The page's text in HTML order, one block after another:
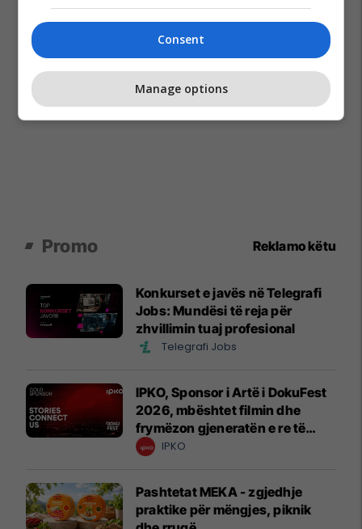
Promo Reklamo këtu
Konkurset e javës në Telegrafi
Jobs: Mundësi të reja për
zhvillimin tuaj profesional
Telegrafi Jobs
IPKO, Sponsor i Artë i DokuFest
2026, mbështet filmin dhe
frymëzon gjeneratën e re të
krijuesve
IPKO
Pashtetat MEKA - zgjedhje
praktike për mëngjes, piknik
Consent
Manage options